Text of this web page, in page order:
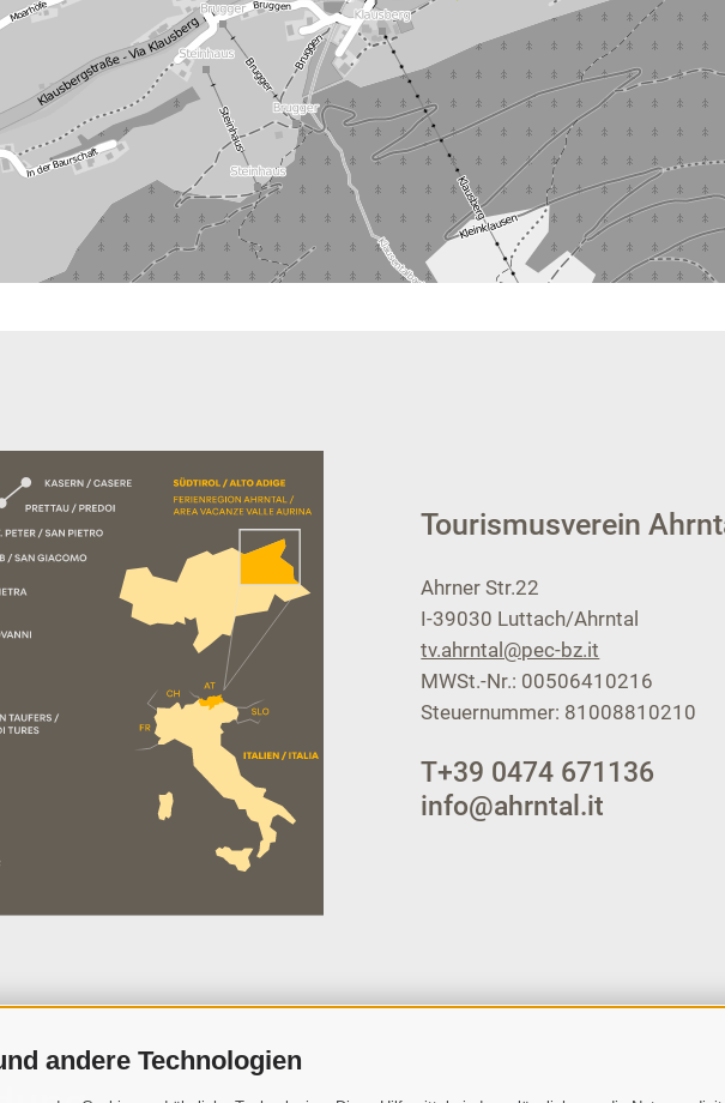
andere Technologien
Tourismusverein
Ahrner Str.22
I-39030 Luttach/Ahrntal
tv.ahrntal@pec-bz.it
MWSt.-Nr.: 00506410216
Steuernummer: 81008810210
T+39 0474 671136
info@ahrntal.it